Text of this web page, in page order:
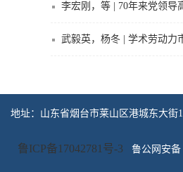
李宏刚，等 | 70年来党领导
武毅英，杨冬 | 学术劳动力
地址：山东省烟台市莱山区港城东大
鲁ICP备17042781号-3 鲁公网安备